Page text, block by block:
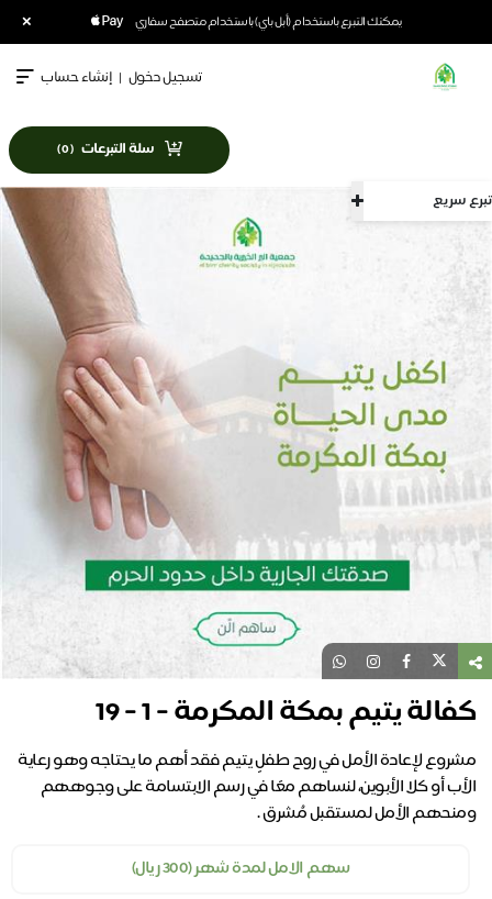
يمكنك التبرع باستخدام (أبل باي) باستخدام متصفح سفاري ×
تبرع سريع
تسجيل دخول | إنشاء حساب
سلة التبرعات (
0
)
كفالة يتيم بمكة المكرمة - 1 - 19
مشروع لإعادة الأمل في روح طفلٍ يتيم فقد أهم ما يحتاجه وهو رعاية
الأب أو كلا الأبوين، لنساهم معًا في رسم الابتسامة على وجوههم
ومنحهم الأمل لمستقبل مُشرق .
سهم الامل لمدة شهر (300 ريال)